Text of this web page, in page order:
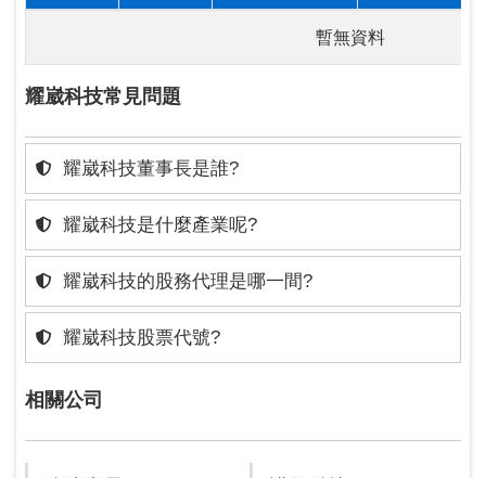
暫無資料
耀崴科技常見問題
耀崴科技董事長是誰?
耀崴科技是什麼產業呢?
耀崴科技的股務代理是哪一間?
耀崴科技股票代號?
相關公司